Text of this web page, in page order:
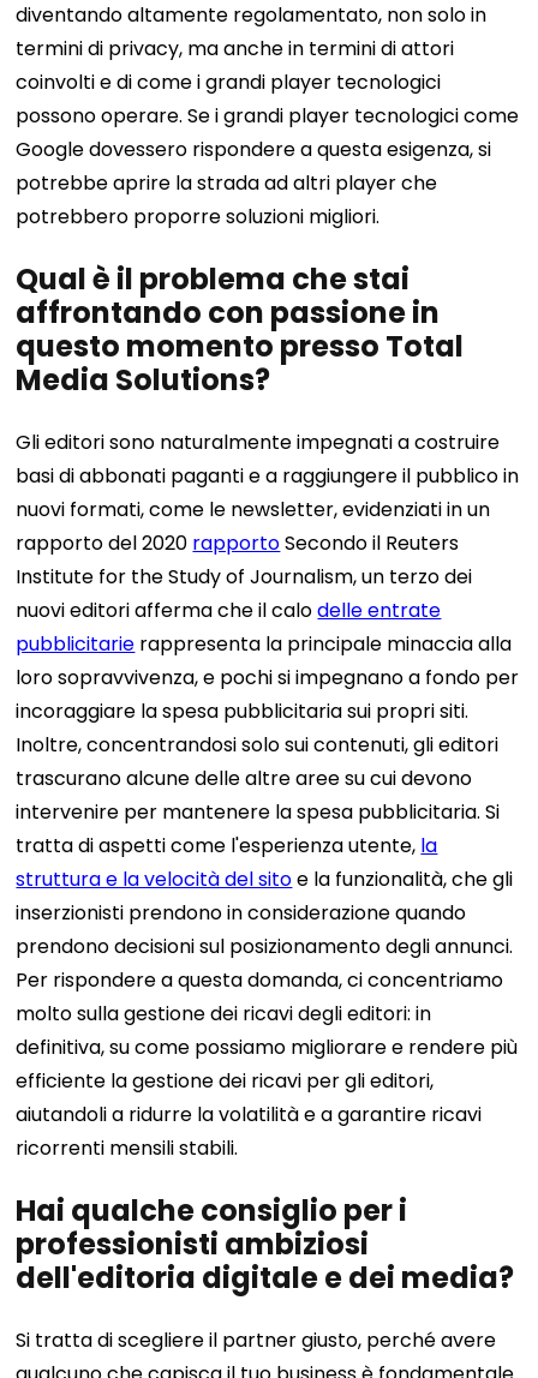
diventando altamente regolamentato, non solo in
termini di privacy, ma anche in termini di attori
coinvolti e di come i grandi player tecnologici
possono operare. Se i grandi player tecnologici come
Google dovessero rispondere a questa esigenza, si
potrebbe aprire la strada ad altri player che
potrebbero proporre soluzioni migliori.
Qual è il problema che stai
affrontando con passione in
questo momento presso Total
Media Solutions?
Gli editori sono naturalmente impegnati a costruire
basi di abbonati paganti e a raggiungere il pubblico in
nuovi formati, come le newsletter, evidenziati in un
rapporto del 2020 rapportoSecondo il Reuters
Institute for the Study of Journalism, un terzo dei
nuovi editori afferma che il calodelle entrate
pubblicitarie rappresenta la principale minaccia alla
loro sopravvivenza, e pochi si impegnano a fondo per
incoraggiare la spesa pubblicitaria sui propri siti.
Inoltre, concentrandosi solo sui contenuti, gli editori
trascurano alcune delle altre aree su cui devono
intervenire per mantenere la spesa pubblicitaria. Si
tratta di aspetti come l'esperienza utente, la
struttura e la velocità del sitoe la funzionalità, che gli
inserzionisti prendono in considerazione quando
prendono decisioni sul posizionamento degli annunci.
Per rispondere a questa domanda, ci concentriamo
molto sulla gestione dei ricavi degli editori: in
definitiva, su come possiamo migliorare e rendere più
efficiente la gestione dei ricavi per gli editori,
aiutandoli a ridurre la volatilità e a garantire ricavi
ricorrenti mensili stabili.
Hai qualche consiglio per i
professionisti ambiziosi
dell'editoria digitale e dei media?
Si tratta di scegliere il partner giusto, perché avere